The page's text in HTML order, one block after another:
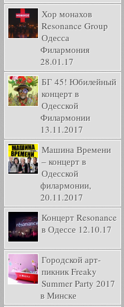
Хор монахов
Resonance Group
Одесса
Филармония
28.01.17
БГ 45! Юбилейный
концерт в
Одесской
Филармонии
13.11.2017
Машина Времени
– концерт в
Одесской
филармонии,
20.11.2017
Концерт Resonance
в Одессе 12.10.17
Городской арт-
пикник Freaky
Summer Party 2017
в Минске